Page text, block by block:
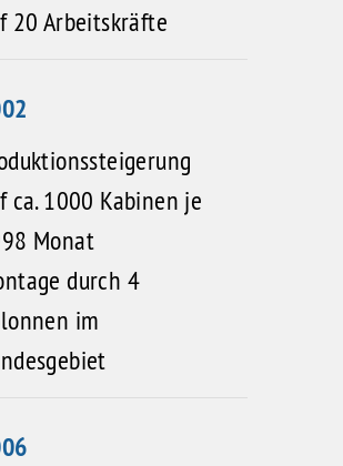
20 Arbeitskräfte
ca. 1000 Kabinen je
Monat
durch 4
im